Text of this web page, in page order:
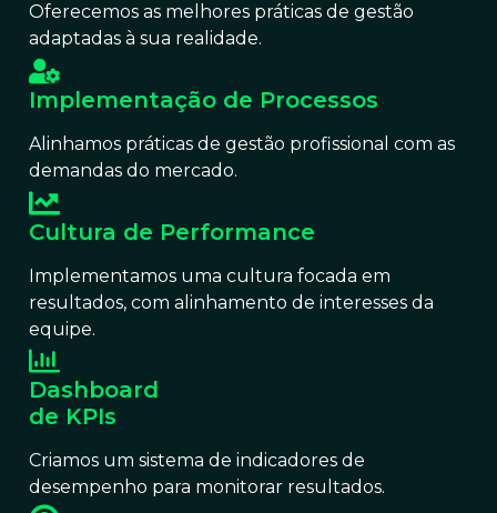
Oferecemos as melhores práticas de gestão
adaptadas à sua realidade.
Implementação de Processos
Alinhamos práticas de gestão profissional com as
demandas do mercado.
Cultura de Performance
Implementamos uma cultura focada em
resultados, com alinhamento de interesses da
equipe.
Dashboard
de KPIs
Criamos um sistema de indicadores de
desempenho para monitorar resultados.